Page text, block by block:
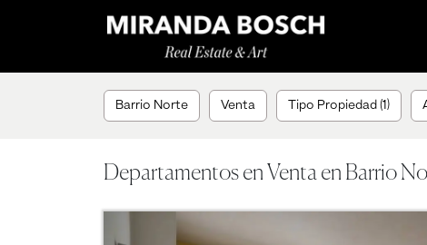
Barrio Norte Venta Tipo Propiedad (1)
Departamentos en Venta en Barrio